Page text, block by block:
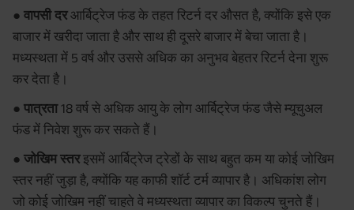
● वापसी दरआर्बिट्रेज फंड के तहत रिटर्न दर औसत है, क्योंकि इसे एक
बाजार में खरीदा जाता है और साथ ही दूसरे बाजार में बेचा जाता है।
मध्यस्थता में 5 वर्ष और उससे अधिक का अनुभव बेहतर रिटर्न देना शुरू
कर देता है।
● पात्रता18 वर्ष से अधिक आयु के लोग आर्बिट्रेज फंड जैसे म्यूचुअल
फंड में निवेश शुरू कर सकते हैं।
● जोखिम स्तरइसमें आर्बिट्रेज ट्रेडों के साथ बहुत कम या कोई जोखिम
स्तर नहीं जुड़ा है, क्योंकि यह काफी शॉर्ट टर्म व्यापार है। अधिकांश लोग
जो कोई जोखिम नहीं चाहते वे मध्यस्थता व्यापार का विकल्प चुनते हैं।